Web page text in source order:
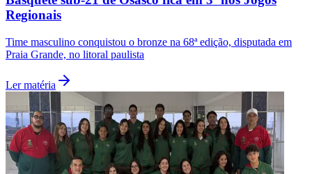
Goiás
Seguir
Leia Também
Ver mais